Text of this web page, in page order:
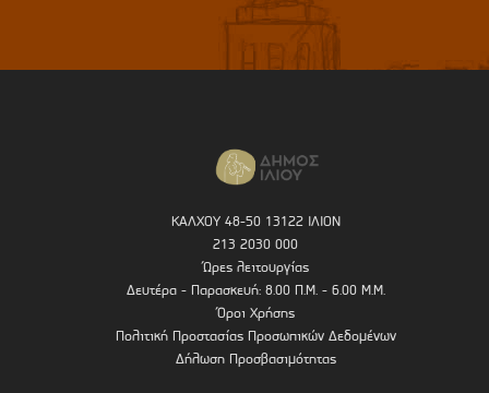
ΚΑΛΧΟΥ 48-50 13122 ΙΛΙΟΝ
213 2030 000
Ώρες λειτουργίας
Δευτέρα - Παρασκευή: 8.00 Π.Μ. - 6.00 Μ.Μ.
Όροι Χρήσης
Πολιτική Προστασίας Προσωπικών Δεδομένων
Δήλωση Προσβασιμότητας